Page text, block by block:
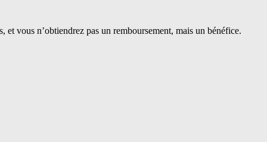
vous n’obtiendrez pas un remboursement, mais un bénéfice.